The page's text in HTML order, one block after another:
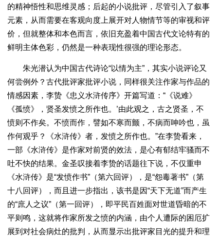
的精神悟性和思维灵感；后起的小说批评，尽管引入了叙事
元素，从而需要在客观向度上展开对人物情节等的审视和评
价，但就整体和本色而言，依旧充盈着中国古代文论特有的
鲜明主体色彩，仍然是一种表现性很强的理论形态。
朱光潜认为中国古代诗论“以情为主”，其实小说评论又
何尝例外？古代批评家批评小说，同样很关注作家与作品的
情感因素，李贽《忠义水浒传序》开篇写道：“《说难》
《孤愤》，贤圣发愤之所作也。’由此观之，古之贤圣，不
愤则不作矣。不愤而作，譬如不寒而颤，不病而呻吟也，虽
作何观乎？《水浒传》者，发愤之所作也。”在李贽看来，
一部《水浒传》是作家对前贤的效法，是心有郁结牢骚而不
吐不快的结果。金圣叹接着李贽的话题往下说，不仅重申
《水浒传》是“发愤作书”（第六回评），是“怨毒著书”（第
十八回评），而且进一步指出，该书是因“天下无道”而产生
的“庶人之议”（第一回评），即平民百姓面对世道昏暗的不
平则鸣，这就将作家所发之愤的内涵，由个人遭际的困厄扩
展到对社会病灶的批判，从而显示出批评家目光的提升和理